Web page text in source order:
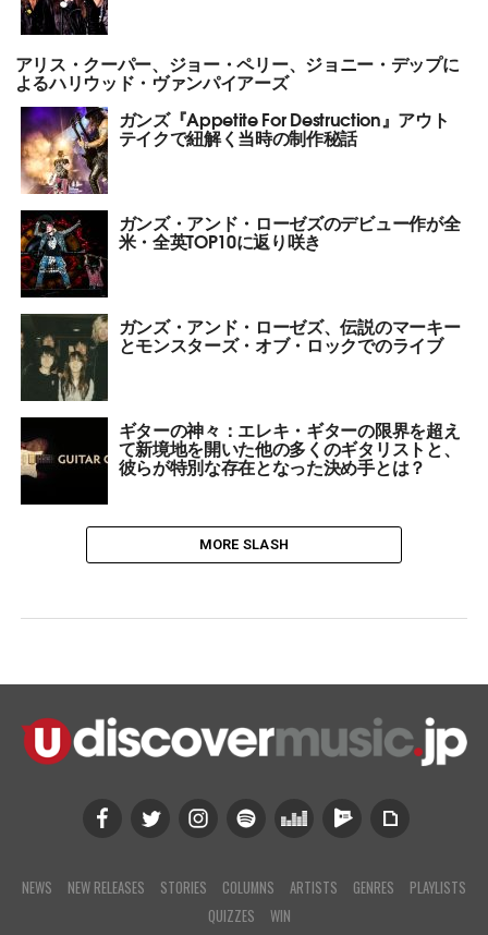
アリス・クーパー、ジョー・ペリー、ジョニー・デップに
よるハリウッド・ヴァンパイアーズ
ガンズ『Appetite For Destruction』アウト
テイクで紐解く当時の制作秘話
ガンズ・アンド・ローゼズのデビュー作が全
米・全英TOP10に返り咲き
ガンズ・アンド・ローゼズ、伝説のマーキー
とモンスターズ・オブ・ロックでのライブ
ギターの神々：エレキ・ギターの限界を超え
て新境地を開いた他の多くのギタリストと、
彼らが特別な存在となった決め手とは？
MORE SLASH
NEWS NEW RELEASES STORIES COLUMNS ARTISTS GENRES
PLAYLISTS
QUIZZES
WIN